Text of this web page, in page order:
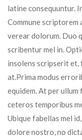
latine consequuntur.
Commune scriptorem
verear dolorum. Duo
scribentur mel in.
insolens scripserit et,
at.Prima modus
equidem. At per ullum
ceteros temporibus
Ubique fabellas mel
dolore nostro, no